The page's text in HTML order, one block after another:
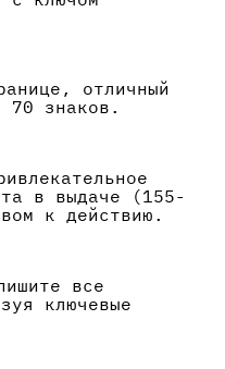
отличный
знаков.
в выдаче (155-
к действию.
все
ключевые